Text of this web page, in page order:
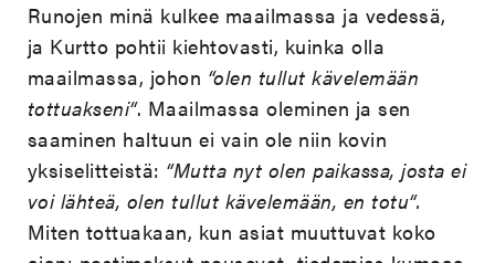
Runojen minä kulkee maailmassa ja vedessä,
ja Kurtto pohtii kiehtovasti, kuinka olla
maailmassa, johon “olen tullut kävelemään
tottuakseni“. Maailmassa oleminen ja sen
saaminen haltuun ei vain ole niin kovin
yksiselitteistä: “Mutta nyt olen paikassa, josta ei
voi lähteä, olen tullut kävelemään, en totu“.
Miten tottuakaan, kun asiat muuttuvat koko